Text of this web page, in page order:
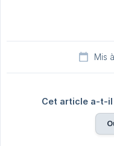
Mis
Cet article a-t-il